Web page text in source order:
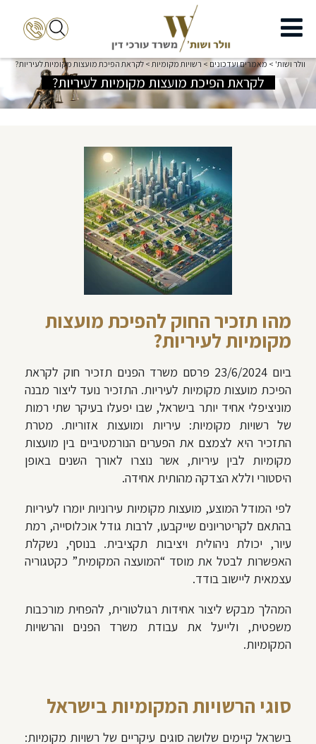
לקראת הפיכת מועצות מקומיות לעיריות?
וולר ושות' > מאמרים ועדכונים > רשויות מקומיות > לקראת הפיכת מועצות מקומיות לעיריות?
מהו תזכיר החוק להפיכת מועצות
מקומיות לעיריות?
ביום 23/6/2024 פרסם משרד הפנים תזכיר חוק לקראת
הפיכת מועצות מקומיות לעיריות. התזכיר נועד ליצור מבנה
מוניציפלי אחיד יותר בישראל, שבו יפעלו בעיקר שתי רמות
של רשויות מקומיות: עיריות ומועצות אזוריות. מטרת
התזכיר היא לצמצם את הפערים הנורמטיביים בין מועצות
מקומיות לבין עיריות, אשר נוצרו לאורך השנים באופן
היסטורי וללא הצדקה מהותית אחידה.
לפי המודל המוצע, מועצות מקומיות עירוניות יומרו לעיריות
בהתאם לקריטריונים שייקבעו, לרבות גודל אוכלוסייה, רמת
עיור, יכולת ניהולית ויציבות תקציבית. בנוסף, נשקלת
האפשרות לבטל את מוסד “המועצה המקומית” כקטגוריה
עצמאית ליישוב בודד.
המהלך מבקש ליצור אחידות רגולטורית, להפחית מורכבות
משפטית, ולייעל את עבודת משרד הפנים והרשויות
המקומיות.
סוגי הרשויות המקומיות בישראל
בישראל קיימים שלושה סוגים עיקריים של רשויות מקומיות: